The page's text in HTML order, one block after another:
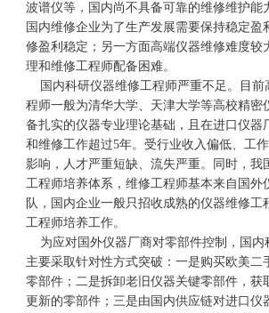
波谱仪等，国内尚不具备可靠的维修维护能
国内维修企业为了生产发展需要保持稳定盈
修盈利稳定；另一方面高端仪器维修难度较
理和维修工程师配备困难。
国内科研仪器维修工程师严重不足。目前
程师一般为清华大学、天津大学等高校精密
备扎实的仪器专业理论基础，且在进口仪器
和维修工作超过5年。受行业收入偏低、工
影响，人才严重短缺、流失严重。同时，我
工程师培养体系，维修工程师基本来自国外
队，国内企业一般只招收成熟的仪器维修工
工程师培养工作。
为应对国外仪器厂商对零部件控制，国内
主要采取针对性方式突破：一是购买欧美二
零部件；二是拆卸老旧仪器关键零部件，获
更新的零部件；三是由国内供应链对进口仪